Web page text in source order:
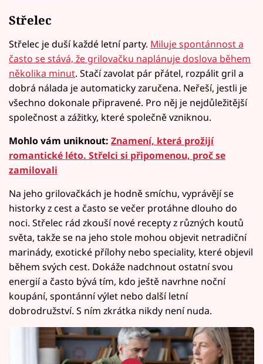
Střelec
Střelec je duší každé letní party. Miluje spontánnost a
často se stává, že grilovačku naplánuje doslova během
několika minut. Stačí zavolat pár přátel, rozpálit gril a
dobrá nálada je automaticky zaručena. Neřeší, jestli je
všechno dokonale připravené. Pro něj je nejdůležitější
společnost a zážitky, které společně vzniknou.
Mohlo vám uniknout: Znamení, která prožijí
romantické léto. Střelci si připomenou, proč se
zamilovali
Na jeho grilovačkách je hodně smíchu, vyprávějí se
historky z cest a často se večer protáhne dlouho do
noci. Střelec rád zkouší nové recepty z různých koutů
světa, takže se na jeho stole mohou objevit netradiční
marinády, exotické přílohy nebo speciality, které objevil
během svých cest. Dokáže nadchnout ostatní svou
energií a často bývá tím, kdo ještě navrhne noční
koupání, spontánní výlet nebo další letní
dobrodružství. S ním zkrátka nikdy není nuda.